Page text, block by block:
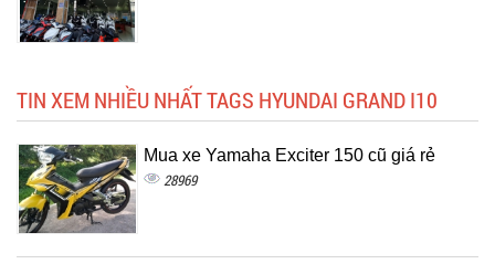
TIN XEM NHIỀU NHẤT TAGS HYUNDAI GRAND I10
Mua xe Yamaha Exciter 150 cũ giá rẻ
28969